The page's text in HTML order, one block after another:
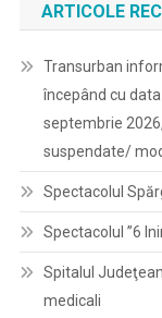
ARTICOLE
Transurban
începând cu
septembrie
suspendate/
Spectacolul
Spectacolul ”6
Spitalul
medicali